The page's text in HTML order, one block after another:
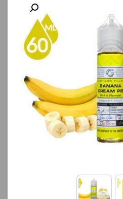
برای فعال شدن سبد خرید و
نمایش قیمت ، گزینه های
محصول را از کادر بالا انتخاب
کنید.
آخرین بروزرسانی
قیمت: 13 ساعت پیش
تمامی قیمت ها بروز
+